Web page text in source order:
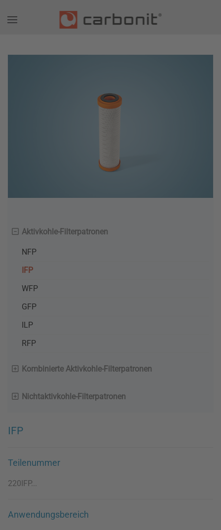
Aktivkohle-Filterpatronen
NFP
IFP
WFP
GFP
ILP
RFP
Kombinierte Aktivkohle-Filterpatronen
Nichtaktivkohle-Filterpatronen
IFP
Teilenummer
220IFP...
Anwendungsbereich